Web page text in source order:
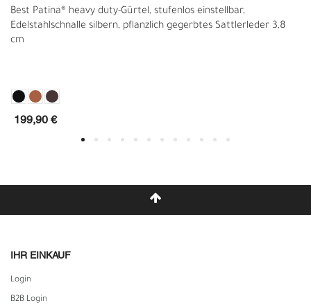
Best Patina® heavy duty-Gürtel, stufenlos einstellbar,
Edelstahlschnalle silbern, pflanzlich gegerbtes Sattlerleder 3,8
cm
199,90 €
IHR EINKAUF
Login
B2B Login